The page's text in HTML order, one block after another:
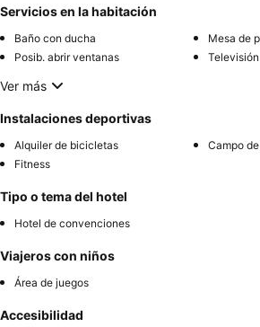
Servicios en la habitación
Baño con ducha
Mesa de
Posib. abrir ventanas
Televisión
Ver más
Instalaciones deportivas
Alquiler de bicicletas
Campo
Fitness
Tipo o tema del hotel
Hotel de convenciones
Viajeros con niños
Área de juegos
Accesibilidad